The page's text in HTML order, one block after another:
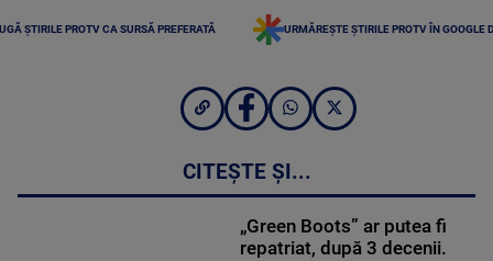
ȘTIRILE PROTV CA SURSĂ PREFERATĂ URMĂREȘTE ȘTIRILE PROTV ÎN GOOGLE
CITEȘTE ȘI...
„Green Boots” ar putea fi
repatriat, după 3 decenii.